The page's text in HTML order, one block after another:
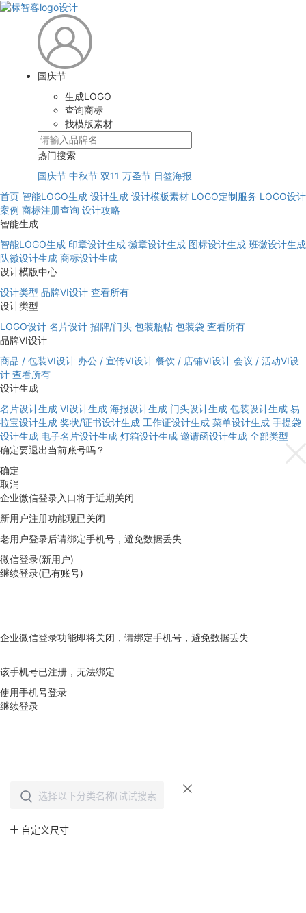
国庆节
生成LOGO
查询商标
找模版素材
热门搜索
国庆节 中秋节 双11 万圣节 日签海报
首页 智能LOGO生成 设计生成 设计模板素材 LOGO定制服务 LOGO设计
案例 商标注册查询 设计攻略
智能生成
智能LOGO生成 印章设计生成 徽章设计生成 图标设计生成 班徽设计生成
队徽设计生成 商标设计生成
设计模版中心
设计类型 品牌VI设计 查看所有
设计类型
LOGO设计 名片设计 招牌/门头 包装瓶帖 包装袋 查看所有
品牌VI设计
商品 / 包装VI设计 办公 / 宣传VI设计 餐饮 / 店铺VI设计 会议 / 活动VI设
计 查看所有
设计生成
名片设计生成 VI设计生成 海报设计生成 门头设计生成 包装设计生成 易
拉宝设计生成 奖状/证书设计生成 工作证设计生成 菜单设计生成 手提袋
设计生成 电子名片设计生成 灯箱设计生成 邀请函设计生成 全部类型
确定要退出当前账号吗？
确定
取消
企业微信登录入口将于近期关闭
新用户注册功能现已关闭
老用户登录后请绑定手机号，避免数据丢失
微信登录(新用户)
继续登录(已有账号)
企业微信登录功能即将关闭，请绑定手机号，避免数据丢失
该手机号已注册，无法绑定
使用手机号登录
继续登录